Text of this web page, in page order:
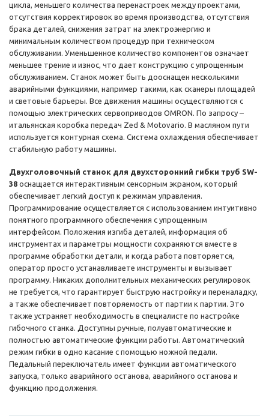
цикла, меньшего количества перенастроек между проектами,
отсутствия корректировок во время производства, отсутствия
брака деталей, снижения затрат на электроэнергию и
минимальным количеством процедур при техническом
обслуживании. Уменьшенное количество компонентов означает
меньшее трение и износ, что дает конструкцию с упрощенным
обслуживанием. Станок может быть дооснащен несколькими
аварийными функциями, например такими, как сканеры площадей
и световые барьеры. Все движения машины осуществляются с
помощью электрических сервоприводов OMRON. По запросу –
итальянская коробка передач Zed & Motovario. В масляном пути
используется контурная схема. Система охлаждения обеспечивает
стабильную работу машины.
Двухголовочный станок для двухсторонний гибки труб SW-
38 оснащается интерактивным сенсорным экраном, который
обеспечивает легкий доступ к режимам управления.
Программирование осуществляется с использованием интуитивно
понятного программного обеспечения с упрощенным
интерфейсом. Положения изгиба деталей, информация об
инструментах и ​​параметры мощности сохраняются вместе в
программе обработки детали, и когда работа повторяется,
оператор просто устанавливаете инструменты и вызывает
программу. Никаких дополнительных механических регулировок
не требуется, что гарантирует быструю настройку и переналадку,
а также обеспечивает повторяемость от партии к партии. Это
также устраняет необходимость в специалисте по настройке
гибочного станка. Доступны ручные, полуавтоматические и
полностью автоматические функции работы. Автоматический
режим гибки в одно касание с помощью ножной педали.
Педальный переключатель имеет функции автоматического
запуска, только аварийного останова, аварийного останова и
функцию продолжения.